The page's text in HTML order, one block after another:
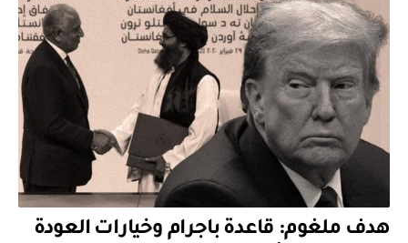
هدف ملغوم: قاعدة باجرام وخيارات العودة